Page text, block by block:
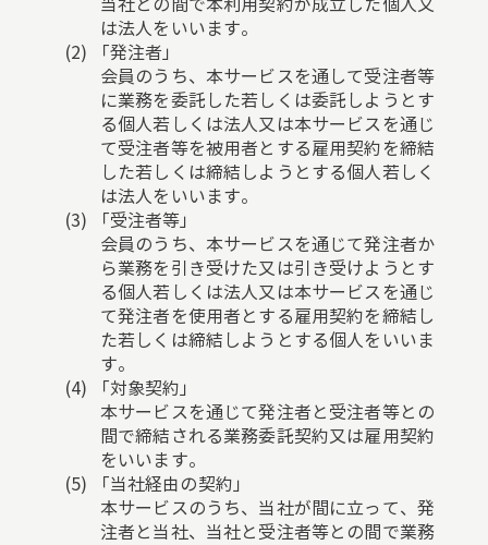
当社との間で本利用契約が成立した個人又
は法人をいいます。
「発注者」
会員のうち、本サービスを通して受注者等
に業務を委託した若しくは委託しようとす
る個人若しくは法人又は本サービスを通じ
て受注者等を被用者とする雇用契約を締結
した若しくは締結しようとする個人若しく
は法人をいいます。
「受注者等」
会員のうち、本サービスを通じて発注者か
ら業務を引き受けた又は引き受けようとす
る個人若しくは法人又は本サービスを通じ
て発注者を使用者とする雇用契約を締結し
た若しくは締結しようとする個人をいいま
す。
「対象契約」
本サービスを通じて発注者と受注者等との
間で締結される業務委託契約又は雇用契約
をいいます。
「当社経由の契約」
本サービスのうち、当社が間に立って、発
注者と当社、当社と受注者等との間で業務